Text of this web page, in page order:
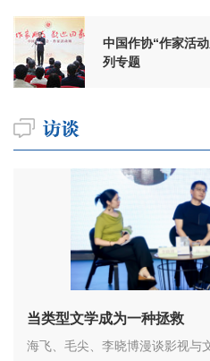
中国作协“作家活
列专题
当类型文学成为一种拯救
海飞、毛尖、李晓博漫谈影视与